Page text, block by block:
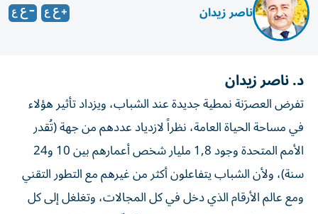
ناصر زيدان
د. ناصر زيدان
تفرض العصرَنة نمطية جديدة عند الشباب، ويزداد تأثير هؤلاء
في مساحة الحياة العامة، نظراً لازدياد عددهم من جهة (تُقدر
الأمم المتحدة وجود 1,8 مليار شخص أعمارهم بين 10 و24
سنة)، ولأن الشباب يتفاعلون أكثر من غيرهم مع التطور التقني
ومع عالم الأرقام الذي دخل في كل المجالات، وتغلغل إلى كل